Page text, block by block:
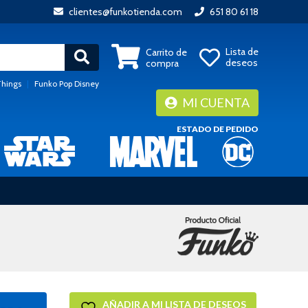
clientes@funkotienda.com 651 80 61 18
| Funko Pop Disney
Carrito de
compra
Lista de
deseos
MI CUENTA
ESTADO DE PEDIDO
AÑADIR A MI LISTA DE DESEOS